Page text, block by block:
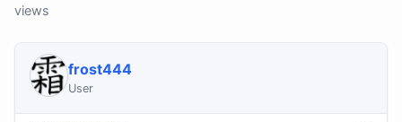
views
frost444
User